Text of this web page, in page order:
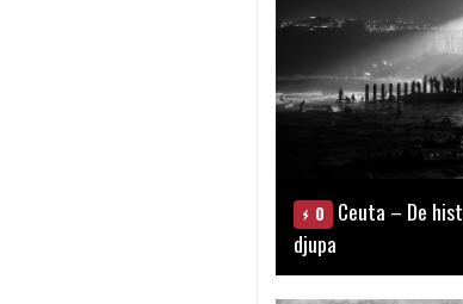
0
Ceuta – De
djupa